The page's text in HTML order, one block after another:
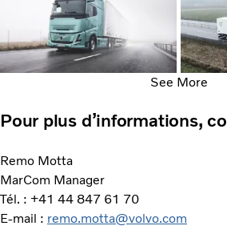
See More
Pour plus d’informations,
Remo Motta
MarCom Manager
Tél. : +41 44 847 61 70
E-mail : remo.motta@volvo.com